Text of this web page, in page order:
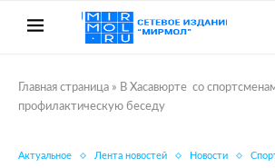
Главная страница » В Хасавюрте со
профилактическую беседу
Актуальное Лента новостей Новости